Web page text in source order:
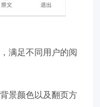
满足不同用户的阅
景颜色以及翻页方